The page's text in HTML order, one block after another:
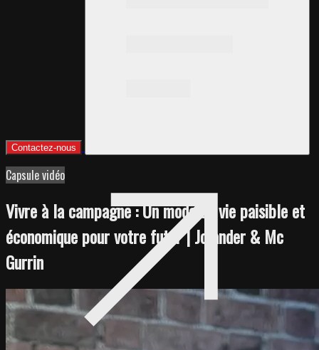
Contactez-nous
Capsule vidéo
Vivre à la campagne : Un mode de vie paisible et
économique pour votre futur | Jolander & Mc
Gurrin